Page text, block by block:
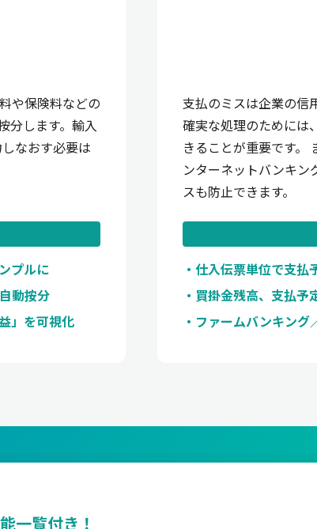
や保険料などの
分します。輸入
なおす必要は
プルに
動按分
」を可視化
支払のミスは企業の信
確実な処理のためには
きることが重要です。
ンターネットバンキン
スも防止できます。
仕入伝票単位で支払
買掛金残高、支払予
ファームバンキング
一覧付き！